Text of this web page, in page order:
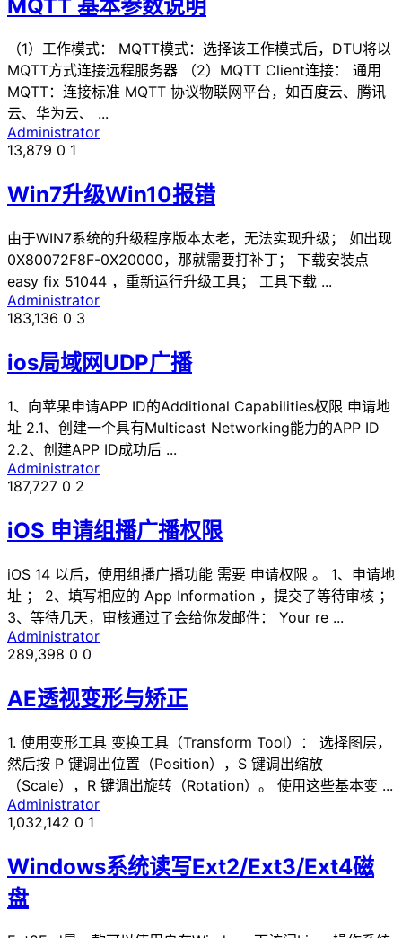
MQTT 基本参数说明
（1）工作模式： MQTT模式：选择该工作模式后，DTU将以
MQTT方式连接远程服务器 （2）MQTT Client连接： 通用
MQTT：连接标准 MQTT 协议物联网平台，如百度云、腾讯
云、华为云、 ...
Administrator
13,879 0 1
Win7升级Win10报错
由于WIN7系统的升级程序版本太老，无法实现升级； 如出现
0X80072F8F-0X20000，那就需要打补丁； 下载安装点
easy fix 51044 ，重新运行升级工具； 工具下载 ...
Administrator
183,136 0 3
ios局域网UDP广播
1、向苹果申请APP ID的Additional Capabilities权限 申请地
址 2.1、创建一个具有Multicast Networking能力的APP ID
2.2、创建APP ID成功后 ...
Administrator
187,727 0 2
iOS 申请组播广播权限
iOS 14 以后，使用组播广播功能 需要 申请权限 。 1、申请地
址 ； 2、填写相应的 App Information ，提交了等待审核 ；
3、等待几天，审核通过了会给你发邮件： Your re ...
Administrator
289,398 0 0
AE透视变形与矫正
1. 使用变形工具 变换工具（Transform Tool）： 选择图层，
然后按 P 键调出位置（Position），S 键调出缩放
（Scale），R 键调出旋转（Rotation）。 使用这些基本变 ...
Administrator
1,032,142 0 1
Windows系统读写Ext2/Ext3/Ext4磁
盘